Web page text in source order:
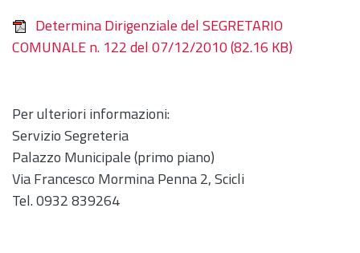
Determina Dirigenziale del SEGRETARIO
COMUNALE n. 122 del 07/12/2010(82.16 KB)
Per ulteriori informazioni:
Servizio Segreteria
Palazzo Municipale (primo piano)
Via Francesco Mormina Penna 2, Scicli
Tel. 0932 839264